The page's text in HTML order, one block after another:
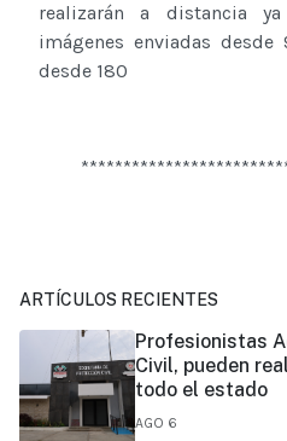
realizarán a distancia
imágenes enviadas
desde 180
ARTÍCULOS RECIENTES
Profesionistas
Civil, pueden
todo el estado
AGO 6